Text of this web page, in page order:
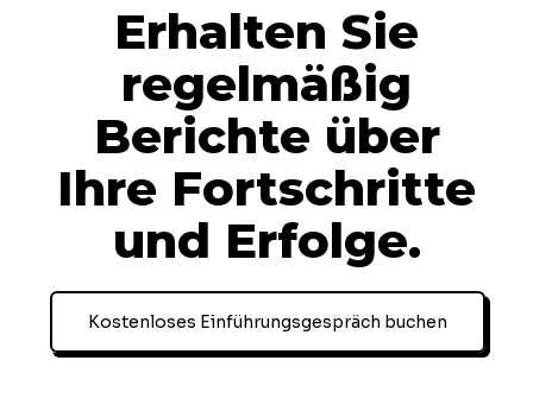
Erhalten Sie
regelmäßig
Berichte über
Ihre Fortschritte
und Erfolge.
Kostenloses Einführungsgespräch buchen